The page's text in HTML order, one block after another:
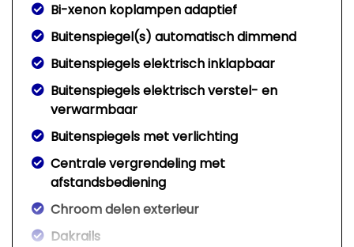
Bi-xenon koplampen adaptief
Buitenspiegel(s) automatisch dimmend
Buitenspiegels elektrisch inklapbaar
Buitenspiegels elektrisch verstel- en
verwarmbaar
Buitenspiegels met verlichting
Centrale vergrendeling met
afstandsbediening
Chroom delen exterieur
Dakrails